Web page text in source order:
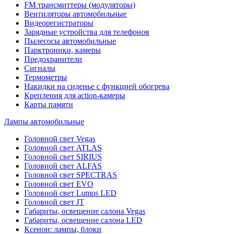
FM трансмиттеры (модуляторы)
Вентиляторы автомобильные
Видеорегистраторы
Зарядные устройства для телефонов
Пылесосы автомобильные
Парктроники, камеры
Предохранители
Сигналы
Термометры
Накидки на сиденье с функцией обогрева
Крепления для action-камеры
Карты памяти
Лампы автомобильные
Головной свет Vegas
Головной свет ATLAS
Головной свет SIRIUS
Головной свет ALFAS
Головной свет SPECTRAS
Головной свет EVO
Головной свет Lumos LED
Головной свет JT
Габариты, освещение салона Vegas
Габариты, освещение салона LED
Ксенон: лампы, блоки